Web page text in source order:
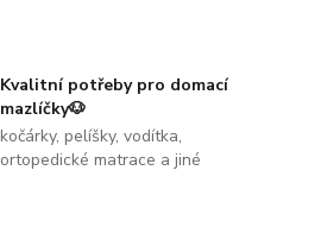
Kvalitní potřeby pro domací
mazlíčky🐶
kočárky, pelíšky, vodítka,
ortopedické matrace a jiné